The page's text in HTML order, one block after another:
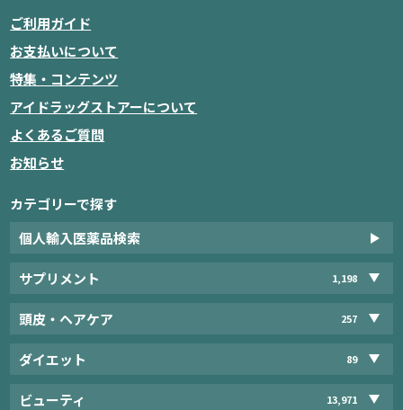
ご利用ガイド
お支払いについて
特集・コンテンツ
アイドラッグストアーについて
よくあるご質問
お知らせ
カテゴリーで探す
個人輸入医薬品検索
サプリメント 1,198
頭皮・ヘアケア 257
ダイエット 89
ビューティ 13,971